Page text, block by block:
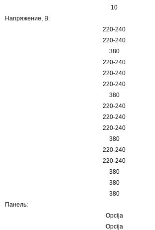
10
Напряжение, В:
220-240
220-240
380
220-240
220-240
220-240
380
220-240
220-240
220-240
380
220-240
220-240
380
380
380
Панель:
Opcija
Opcija